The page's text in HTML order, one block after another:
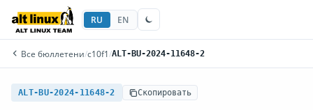
RU EN
Все бюллетени/c10f1 /ALT-BU-2024-11648-2
ALT-BU-2024-11648-2 Скопировать